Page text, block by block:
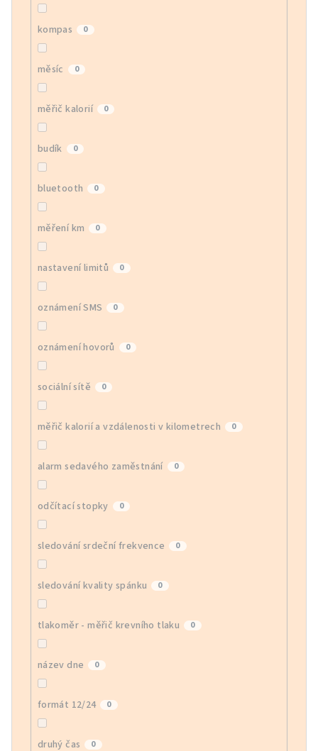
kompas 0
měsíc 0
měřič kalorií 0
budík 0
bluetooth 0
měření km 0
nastavení limitů 0
oznámení SMS 0
oznámení hovorů 0
sociální sítě 0
měřič kalorií a vzdálenosti v kilometrech 0
alarm sedavého zaměstnání 0
odčítací stopky 0
sledování srdeční frekvence 0
sledování kvality spánku 0
tlakoměr - měřič krevního tlaku 0
název dne 0
formát 12/24 0
druhý čas 0